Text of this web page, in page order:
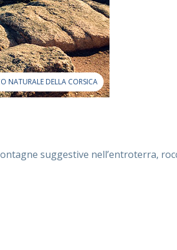
NATURALE DELLA CORSICA
suggestive nell’entroterra,